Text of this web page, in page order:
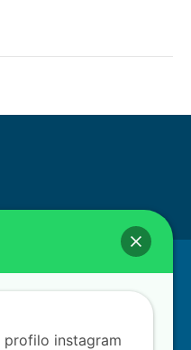
instagram